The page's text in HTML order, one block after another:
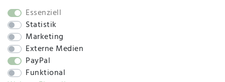
SOCIAL
Essenziell
Statistik
Marketing
Externe Medien
PayPal
Funktional